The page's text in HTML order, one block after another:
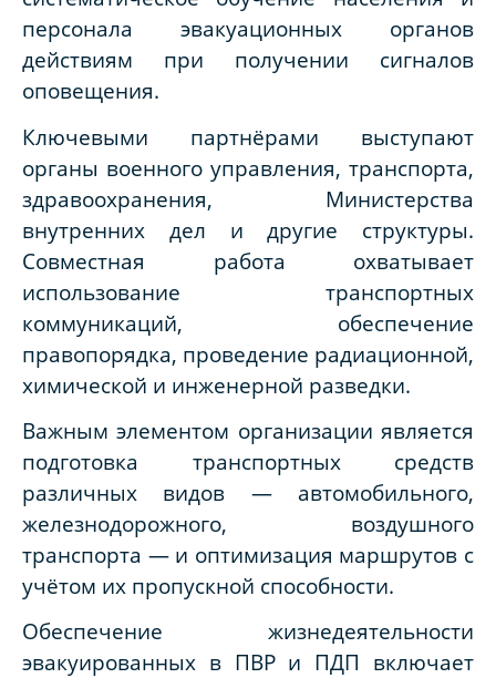
персонала эвакуационных органов
действиям при получении сигналов
оповещения.
Ключевыми партнёрами выступают
органы военного управления, транспорта,
здравоохранения, Министерства
внутренних дел и другие структуры.
Совместная работа охватывает
использование транспортных
коммуникаций, обеспечение
правопорядка, проведение радиационной,
химической и инженерной разведки.
Важным элементом организации является
подготовка транспортных средств
различных видов — автомобильного,
железнодорожного, воздушного
транспорта — и оптимизация маршрутов с
учётом их пропускной способности.
Обеспечение жизнедеятельности
эвакуированных в ПВР и ПДП включает